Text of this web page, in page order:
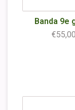
Banda 9e
€55,00